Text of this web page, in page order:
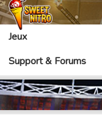
Jeux
Support & Forums